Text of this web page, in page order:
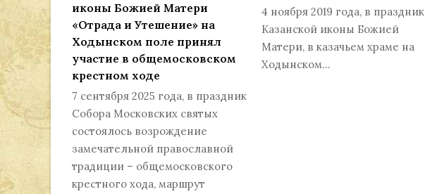
иконы Божией Матери
«Отрада и Утешение» на
Ходынском поле принял
участие в общемосковском
крестном ходе
7 сентября 2025 года, в праздник
Собора Московских святых
состоялось возрождение
замечательной православной
традиции – общемосковского
крестного хода, маршрут
4 ноября 2019 года, в праздник
Казанской иконы Божией
Матери, в казачьем храме на
Ходынском…